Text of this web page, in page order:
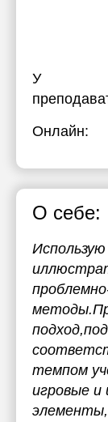
У
Онлайн:
О себе:
темпом
игровые